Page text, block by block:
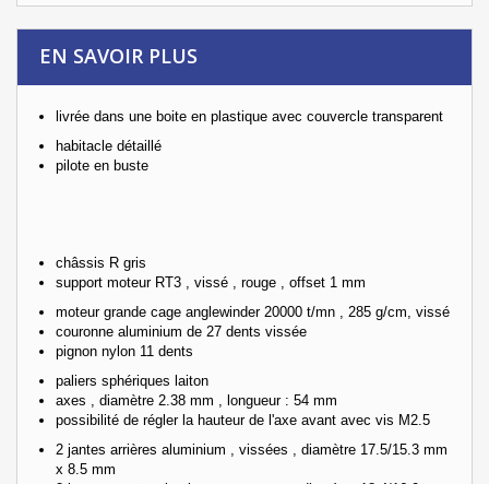
EN SAVOIR PLUS
livrée dans une boite en plastique avec couvercle transparent
habitacle détaillé
pilote en buste
châssis R gris
support moteur RT3 , vissé , rouge , offset 1 mm
moteur grande cage anglewinder 20000 t/mn , 285 g/cm, vissé
couronne aluminium de 27 dents vissée
pignon nylon 11 dents
paliers sphériques laiton
axes , diamètre 2.38 mm , longueur : 54 mm
possibilité de régler la hauteur de l'axe avant avec vis M2.5
2 jantes arrières aluminium , vissées , diamètre 17.5/15.3 mm
x 8.5 mm